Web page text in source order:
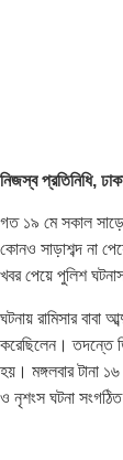
নিজস্ব প্রতিনিধি,
গত ১৯ মে সকাল সাড়ে
কোনও সাড়াশব্দ না
খবর পেয়ে পুলিশ
ঘটনায় রামিসার
করেছিলেন। তদন্তে
হয়। মঙ্গলবার টানা
ও নৃশংস ঘটনা